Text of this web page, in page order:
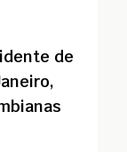
de